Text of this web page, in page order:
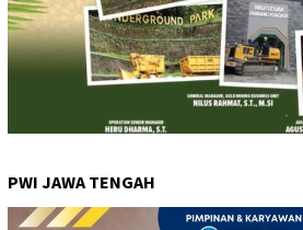
PWI JAWA TENGAH